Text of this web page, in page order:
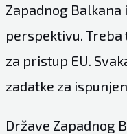
Zapadnog
perspektivu.
za pristup EU.
zadatke za
Države Zapadnog